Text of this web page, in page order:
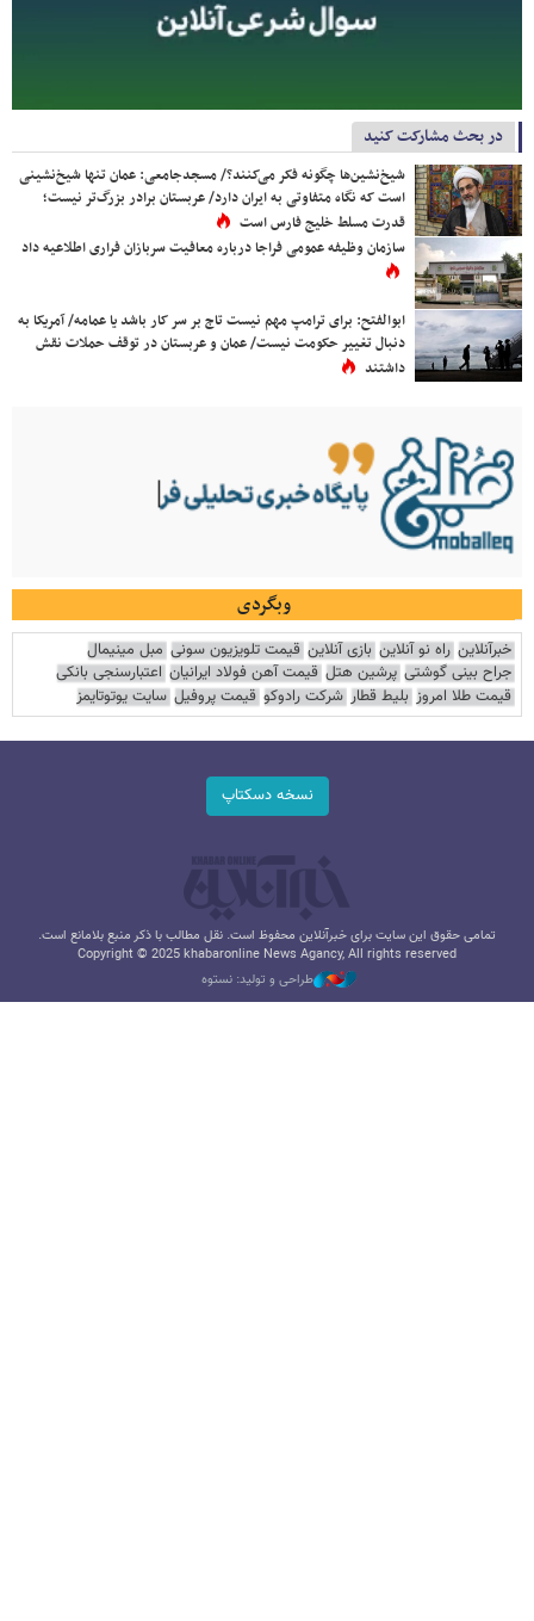
در بحث مشارکت کنید
شیخ‌نشین‌ها چگونه فکر می‌کنند؟/ مسجدجامعی: عمان تنها شیخ‌نشینی
است که نگاه متفاوتی به ایران دارد/ عربستان برادر بزرگ‌تر نیست؛
قدرت مسلط خلیج فارس است
سازمان وظیفه عمومی فراجا درباره معافیت سربازان فراری اطلاعیه داد
ابوالفتح: برای ترامپ مهم نیست تاج بر سر کار باشد یا عمامه/ آمریکا به
دنبال تغییر حکومت نیست/ عمان و عربستان در توقف حملات نقش
داشتند
وبگردی
خبرآنلاین راه نو آنلاین بازی آنلاین قیمت تلویزیون سونی مبل مینیمال
جراح بینی گوشتی پرشین هتل قیمت آهن فولاد ایرانیان اعتبارسنجی بانکی
قیمت طلا امروز بلیط قطار شرکت رادوکو قیمت پروفیل سایت یوتوتایمز
نسخه دسکتاپ
تمامی حقوق این سایت برای خبرآنلاین محفوظ است. نقل مطالب با ذکر منبع بلامانع است.
Copyright © 2025 khabaronline News Agancy, All rights reserved
طراحی و تولید: نستوه